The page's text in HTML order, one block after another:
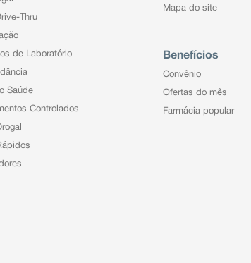
Thru
de Laboratório
Saúde
Controlados
Mapa do site
Benefícios
Convênio
Ofertas do mês
Farmácia popular